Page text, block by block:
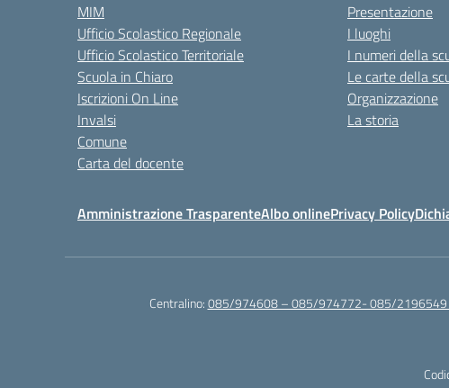
MIM
Ufficio Scolastico Regionale
Ufficio Scolastico Territoriale
Scuola in Chiaro
Iscrizioni On Line
Invalsi
Comune
Carta del docente
Presentazione
I luoghi
I numeri della
Le carte della
Organizzazione
La storia
Amministrazione TrasparenteAlbo onlinePrivacy Policy
Centralino:085/974608 – 085/974772- 085/